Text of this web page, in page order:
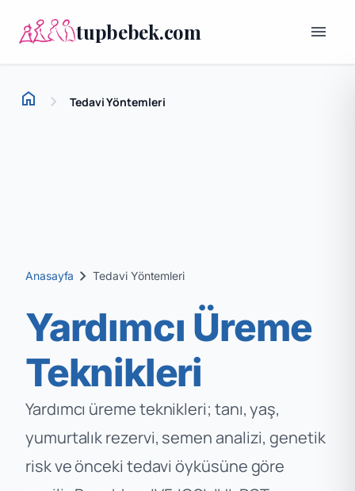
home
Ana Sayfa
chevron_right Tedavi Yöntemleri
tupbebek.com menu
Anasayfa chevron_rightTedavi Yöntemleri
Yardımcı Üreme
Teknikleri
Yardımcı üreme teknikleri; tanı, yaş,
yumurtalık rezervi, semen analizi, genetik
risk ve önceki tedavi öyküsüne göre